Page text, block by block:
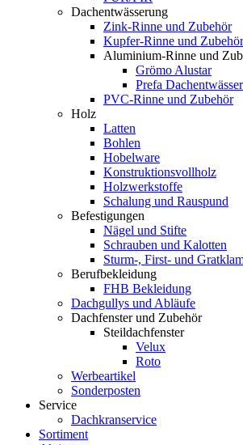
Dachentwässerung
Zink-Rinne und Zubehör
Kupfer-Rinne und Zubehör
Aluminium-Rinne und
Grömo Alustar
Prefa
PVC-Rinne und Zubehör
Holz
Latten
Bohlen
Hobelware
Konstruktionsvollholz
Holzwerkstoffe
Schalung und Rauspund
Befestigungen
Nägel und Stifte
Schrauben und Kalotten
Sturm-, First- und
Berufbekleidung
FHB Bekleidung
Dachgullys und Abläufe
Dachfenster und Zubehör
Steildachfenster
Velux
Roto
Werbeartikel
Sonderposten
Service
Dachkranservice
Sortiment